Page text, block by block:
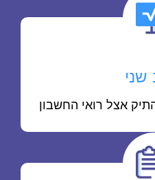
אצל רואי החשבון